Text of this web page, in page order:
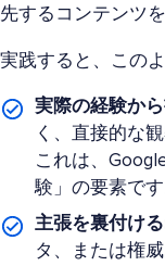
先するコンテンツ
実践すると、この
実際の経験か
く、直接的な
これは、
験」の要素です
主張を裏付ける
タ、または権